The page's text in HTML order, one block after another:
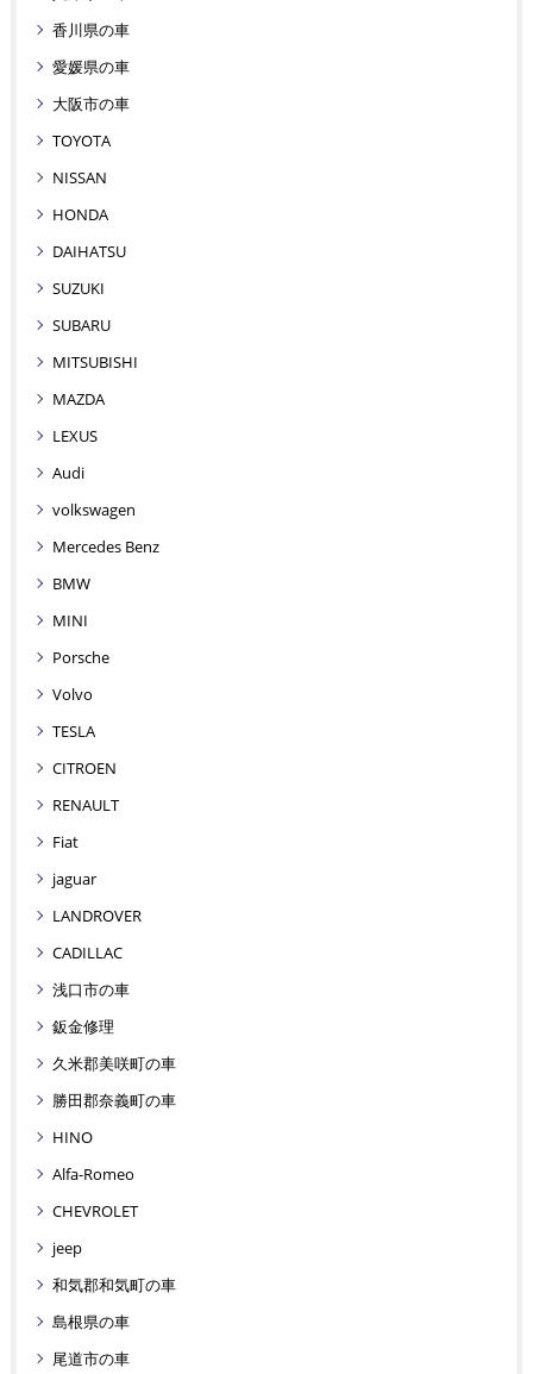
香川県の車
愛媛県の車
大阪市の車
TOYOTA
NISSAN
HONDA
DAIHATSU
SUZUKI
SUBARU
MITSUBISHI
MAZDA
LEXUS
Audi
volkswagen
Mercedes Benz
BMW
MINI
Porsche
Volvo
TESLA
CITROEN
RENAULT
Fiat
jaguar
LANDROVER
CADILLAC
浅口市の車
鈑金修理
久米郡美咲町の車
勝田郡奈義町の車
HINO
Alfa-Romeo
CHEVROLET
jeep
和気郡和気町の車
島根県の車
尾道市の車